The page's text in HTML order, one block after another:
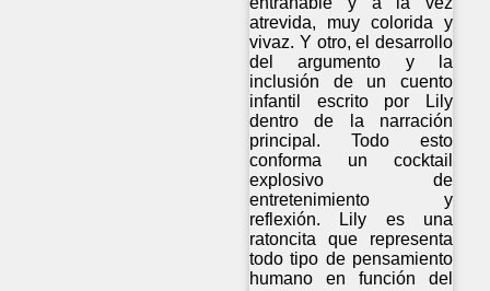
atrevida, muy colorida y
vivaz. Y otro, el desarrollo
del argumento y la
inclusión de un cuento
infantil escrito por Lily
dentro de la narración
principal. Todo esto
conforma un cocktail
explosivo de
entretenimiento y
reflexión. Lily es una
ratoncita que representa
todo tipo de pensamiento
humano en función del